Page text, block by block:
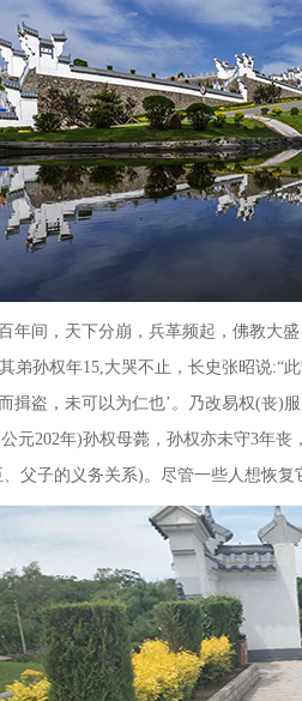
年间，天下分崩，兵革频起，佛教大
弟孙权年15,大哭不止，长史张昭说:“
揖盗，未可以为仁也’。乃改易权(丧)
公元202年)孙权母薨，孙权亦未守3年丧
父子的义务关系)。尽管一些人想恢复